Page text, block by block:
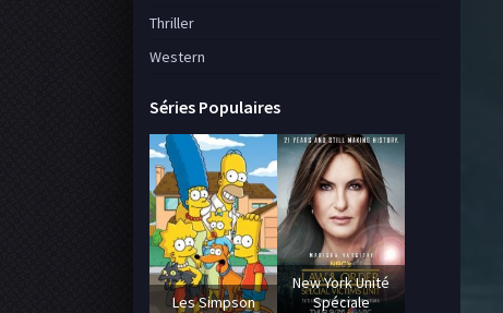
Thriller
Western
Séries Populaires
Les Simpson
New York Unité
Spéciale